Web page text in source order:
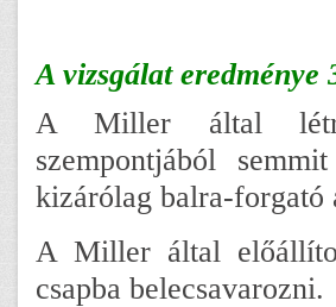
A vizsgálat eredménye
A Miller által
szempontjából
kizárólag balra-forgató
A Miller által
csapba belecsavarozni.